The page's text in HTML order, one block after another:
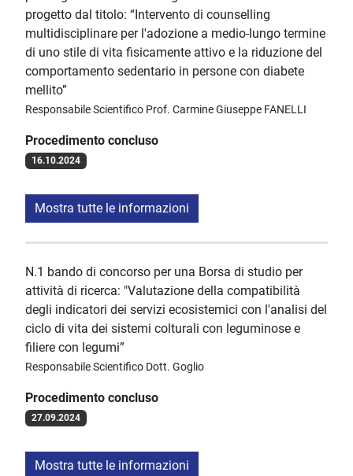
progetto dal titolo: “Intervento di counselling
multidisciplinare per l'adozione a medio-lungo termine
di uno stile di vita fisicamente attivo e la riduzione del
comportamento sedentario in persone con diabete
mellito”
Responsabile Scientifico Prof. Carmine Giuseppe FANELLI
Procedimento concluso
16.10.2024
Mostra tutte le informazioni
N.1 bando di concorso per una Borsa di studio per
attività di ricerca: "Valutazione della compatibilità
degli indicatori dei servizi ecosistemici con l'analisi del
ciclo di vita dei sistemi colturali con leguminose e
filiere con legumi”
Responsabile Scientifico Dott. Goglio
Procedimento concluso
27.09.2024
Mostra tutte le informazioni